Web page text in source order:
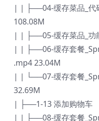
| | ├──04-缓存菜品_代
108.08M
| | ├──05-缓存菜品_功
| | ├──06-缓存套餐
.mp4 23.04M
| | └──07-缓存套餐
32.69M
| ├──1-13 添加购物车
| | ├──08-缓存套餐